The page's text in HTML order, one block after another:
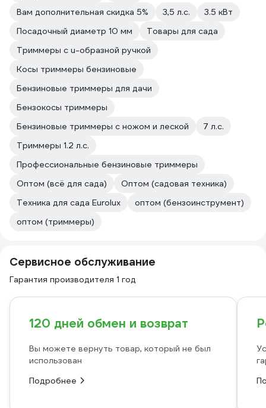
Вам дополнительная скидка 5%
3,5 л.с.
3.5 кВт
Посадочный диаметр 10 мм
Товары для сада
Триммеры с u-образной ручкой
Косы триммеры бензиновые
Бензиновые триммеры для дачи
Бензокосы триммеры
Бензиновые триммеры с ножом и леской
7 л.с.
Триммеры 1.2 л.с.
Профессиональные бензиновые триммеры
Оптом (всё для сада)
Оптом (садовая техника)
Техника для сада Eurolux
оптом (бензоинструмент)
оптом (триммеры)
Сервисное обслуживание
Гарантия производителя 1 год
120 дней обмен и возврат
Вы можете вернуть товар, который не был
использован
Подробнее